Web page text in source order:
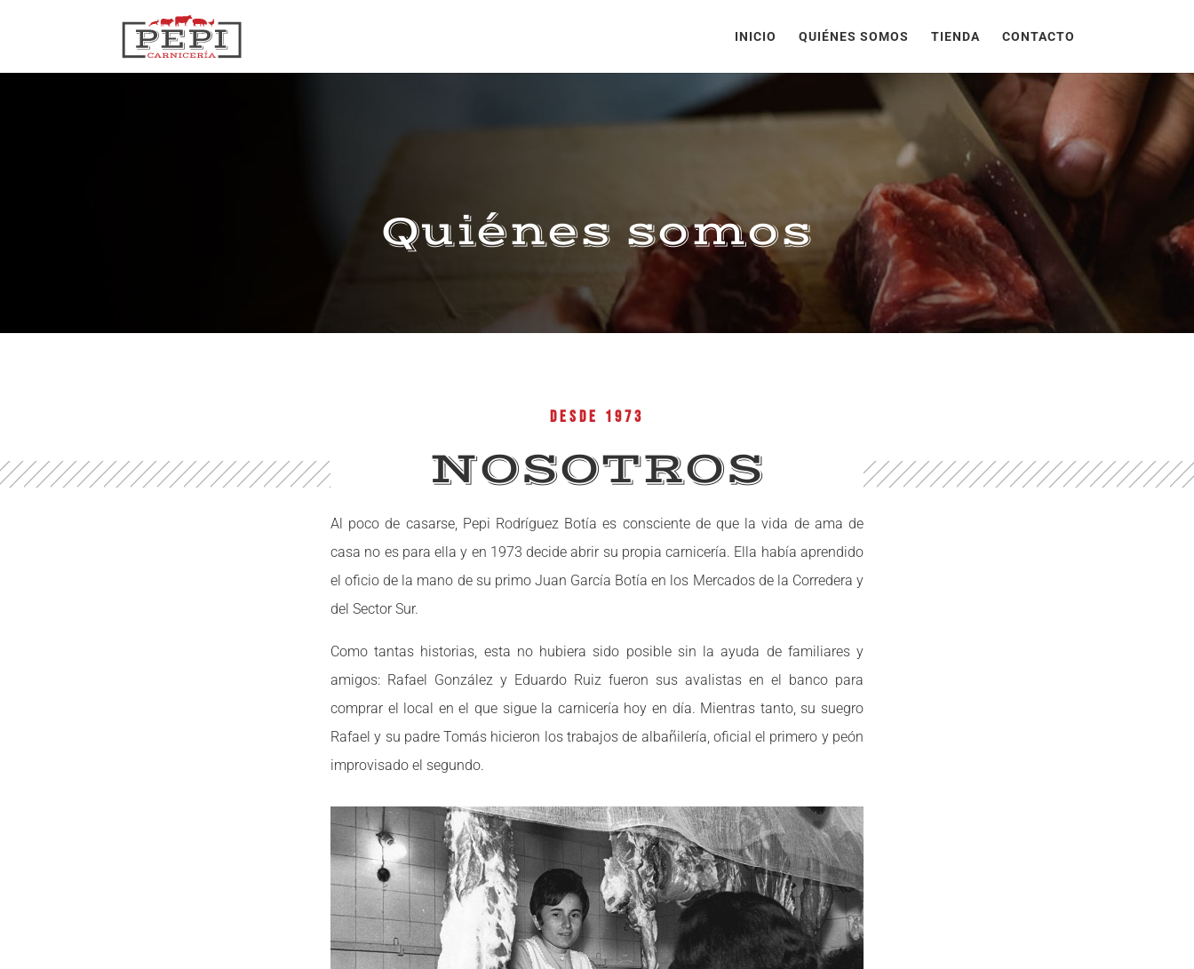
INICIO QUIÉNES SOMOS TIENDA CONTACTO
Quiénes somos
DESDE 1973
NOSOTROS
Al poco de casarse, Pepi Rodríguez Botía es consciente de que la vida de ama de
casa no es para ella y en 1973 decide abrir su propia carnicería. Ella había aprendido
el oficio de la mano de su primo Juan García Botía en los Mercados de la Corredera y
del Sector Sur.
Como tantas historias, esta no hubiera sido posible sin la ayuda de familiares y
amigos: Rafael González y Eduardo Ruiz fueron sus avalistas en el banco para
comprar el local en el que sigue la carnicería hoy en día. Mientras tanto, su suegro
Rafael y su padre Tomás hicieron los trabajos de albañilería, oficial el primero y peón
improvisado el segundo.